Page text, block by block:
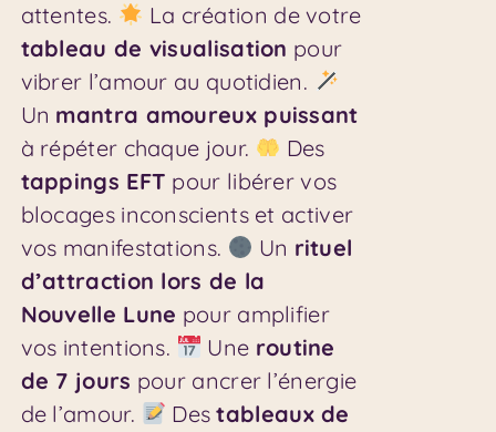
attentes.
La création de votre
tableau de visualisation pour
vibrer l’amour au quotidien.
Un mantra amoureux puissant
à répéter chaque jour.
Des
tappings EFT pour libérer vos
blocages inconscients et activer
vos manifestations.
Un rituel
d’attraction lors de la
Nouvelle Lune pour amplifier
vos intentions.
Une routine
de 7 jours pour ancrer l’énergie
de l’amour.
Destableaux de